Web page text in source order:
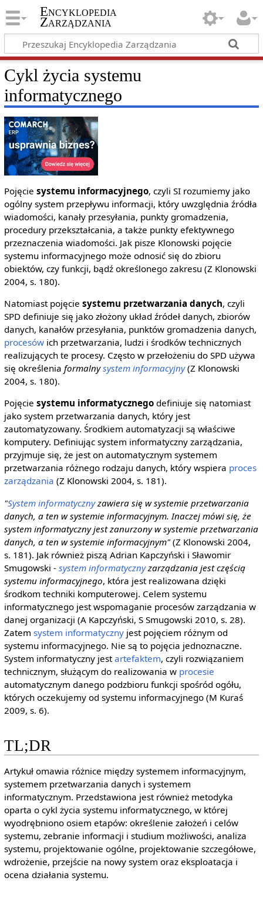
Encyklopedia
Zarządzania
Cykl życia systemu
informatycznego
Pojęcie systemu informacyjnego, czyli SI rozumiemy jako
ogólny system przepływu informacji, który uwzględnia źródła
wiadomości, kanały przesyłania, punkty gromadzenia,
procedury przekształcania, a także punkty efektywnego
przeznaczenia wiadomości. Jak pisze Klonowski pojęcie
systemu informacyjnego może odnosić się do zbioru
obiektów, czy funkcji, bądź określonego zakresu (Z Klonowski
2004, s. 180).
Natomiast pojęcie systemu przetwarzania danych, czyli
SPD definiuje się jako złożony układ źródeł danych, zbiorów
danych, kanałów przesyłania, punktów gromadzenia danych,
procesówich przetwarzania, ludzi i środków technicznych
realizujących te procesy. Często w przełożeniu do SPD używa
się określenia formalnysystem informacyjny(Z Klonowski
2004, s. 180).
Pojęcie systemu informatycznegodefiniuje się natomiast
jako system przetwarzania danych, który jest
zautomatyzowany. Środkiem automatyzacji są właściwe
komputery. Definiując system informatyczny zarządzania,
przyjmuje się, że jest on automatycznym systemem
przetwarzania różnego rodzaju danych, który wspiera proces
zarządzania (Z Klonowski 2004, s. 181).
"System informatycznyzawiera się w systemie przetwarzania
danych, a ten w systemie informacyjnym. Inaczej mówi się, że
system informatyczny jest zanurzony w systemie przetwarzania
danych, a ten w systemie informacyjnym"(Z Klonowski 2004,
s. 181). Jak również piszą Adrian Kapczyński i Sławomir
Smugowski - system informatycznyzarządzania jest częścią
systemu informacyjnego, która jest realizowana dzięki
środkom techniki komputerowej. Celem systemu
informatycznego jest wspomaganie procesów zarządzania w
danej organizacji (A Kapczyński, S Smugowski 2010, s. 28).
Zatem system informatycznyjest pojęciem różnym od
systemu informacyjnego. Nie są to pojęcia jednoznaczne.
System informatyczny jestartefaktem, czyli rozwiązaniem
technicznym, służącym do realizowania w procesie
automatycznym danego podzbioru funkcji spośród ogółu,
których oczekujemy od systemu informacyjnego (M Kuraś
2009, s. 6).
TL;DR
Artykuł omawia różnice między systemem informacyjnym,
systemem przetwarzania danych i systemem
informatycznym. Przedstawiona jest również metodyka
oparta o cykl życia systemu informatycznego, w której
wyodrębniono osiem etapów: określenie założeń i celów
systemu, zebranie informacji i studium możliwości, analiza
systemu, projektowanie ogólne, projektowanie szczegółowe,
wdrożenie, przejście na nowy system oraz eksploatacja i
ocena działania systemu.